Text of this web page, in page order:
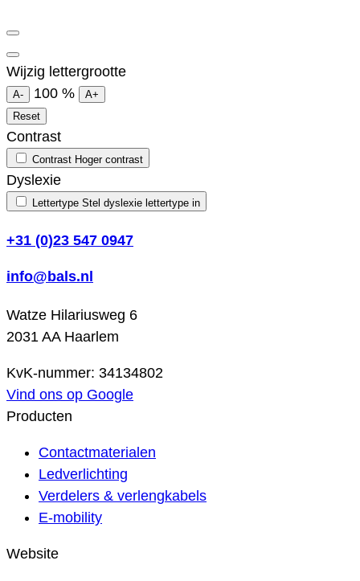
Wijzig lettergrootte
A- 100 %
A+
Reset
Contrast
Contrast Hoger contrast
Dyslexie
Lettertype Stel dyslexie lettertype in
+31 (0)23 547 0947
info@bals.nl
Watze Hilariusweg 6
2031 AA Haarlem
KvK-nummer: 34134802
Vind ons op Google
Producten
Contactmaterialen
Ledverlichting
Verdelers & verlengkabels
E-mobility
Website